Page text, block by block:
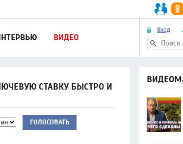
Вход
ВИДЕО
СТАВКУ БЫСТРО И
ГОЛОСОВАТЬ